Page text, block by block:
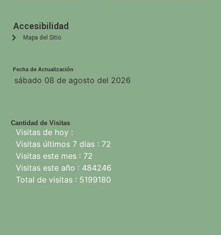
Accesibilidad
Mapa del Sitio
Fecha de Actualización
Cantidad de Visitas
Visitas de hoy :
Visitas últimos 7 días : 72
Visitas este mes : 72
Visitas este año : 484246
Total de visitas : 5199180
sábado 08 de agosto del 2026